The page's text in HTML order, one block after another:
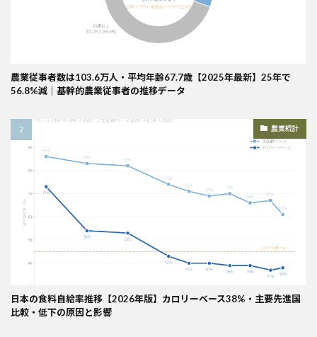
農業従事者数は103.6万人・平均年齢67.7歳【2025年最新】25年で
56.8%減｜基幹的農業従事者の推移データ
農業統計
日本の食料自給率推移【2026年版】カロリーベース38%・主要先進国
比較・低下の原因と影響